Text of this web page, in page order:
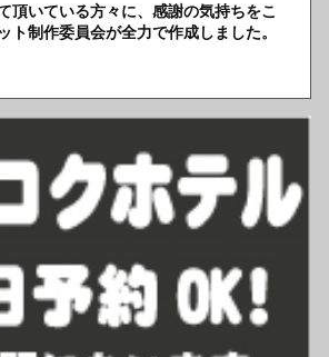
頂いている方々に、感謝の気持ちをこ
ト制作委員会が全力で作成しました。